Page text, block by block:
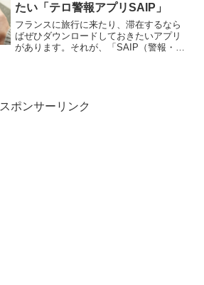
たい「テロ警報アプリSAIP」
フランスに旅行に来たり、滞在するなら
ばぜひダウンロードしておきたいアプリ
があります。それが、「SAIP（警報・情
スポンサーリンク